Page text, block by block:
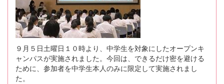
９月５日土曜日１０時より、中学生を対象にしたオープンキ
ャンパスが実施されました。今回は、できるだけ密を避ける
ために、参加者を中学生本人のみに限定して実施されまし
た。